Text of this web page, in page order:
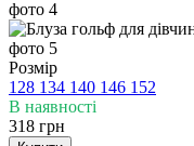
Розмір
128 134 140 146 152
В наявності
318 грн